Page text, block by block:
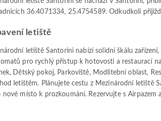
36.4071334, 25.4754589. Odkudkoli
letiště
letiště Santorini nabízí solidní škálu
pro rychlý přístup k hotovosti a restaurací
Dětský pokoj, Parkoviště, Modlitební oblast,
letištěm. Plánujete cestu z Mezinárodní letiště
nové místo k prozkoumání. Rezervujte s Airpazem